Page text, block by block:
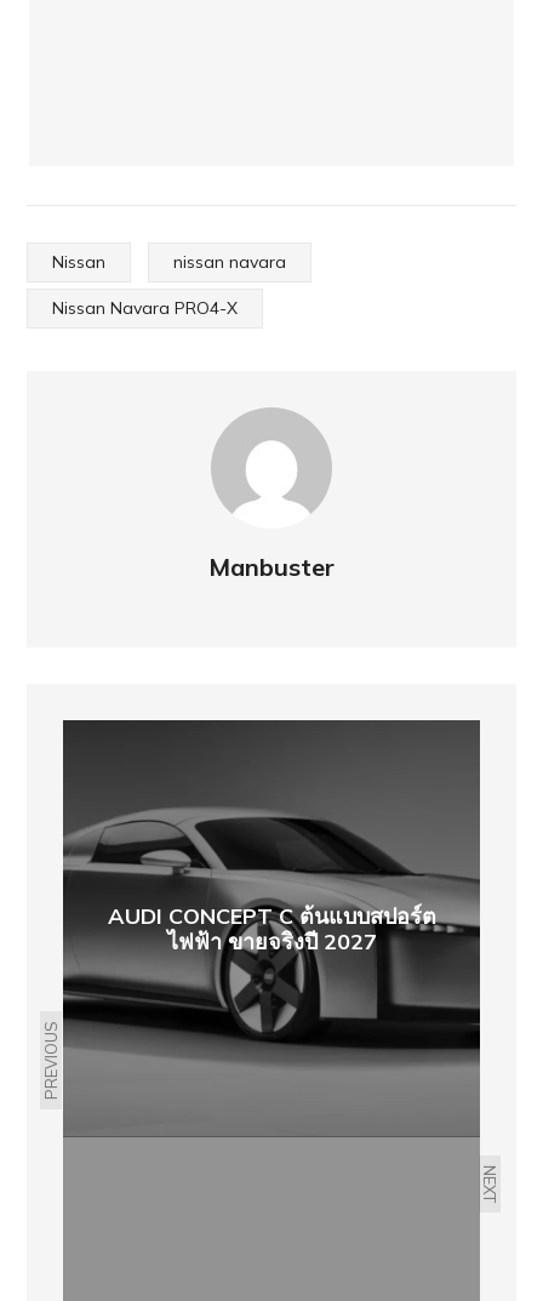
Nissan nissan navara
Nissan Navara PRO4-X
Manbuster
PREVIOUS
AUDI CONCEPT C ต้นแบบสปอร์ต
ไฟฟ้า ขายจริงปี 2027
NEXT